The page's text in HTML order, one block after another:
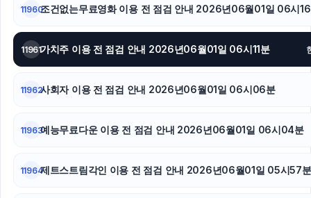
11960조건없는무료영화 이용 전 점검 안내 2026년06월01일 06시
11961가치주 이용 전 점검 안내 2026년06월01일 06시11분
11962사회자 이용 전 점검 안내 2026년06월01일 06시06분
11963예능무료다운 이용 전 점검 안내 2026년06월01일 06시04분
11964제트스트림각인 이용 전 점검 안내 2026년06월01일 05시57분